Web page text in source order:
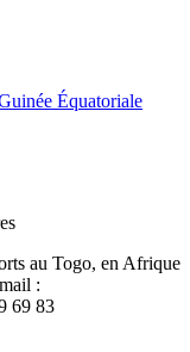
Équatoriale
au Togo, en Afrique
:
69 83